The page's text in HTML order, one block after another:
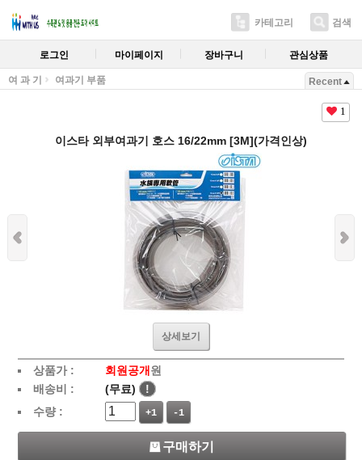
카테고리 검색
로그인 마이페이지 장바구니 관심상품
여 과 기 여과기 부품 Recent
1
이스타 외부여과기 호스 16/22mm [3M](가격인상)
상세보기
상품가 : 회원공개 원
배송비 :
(무료)
!
수량 :
+1 -1
구매하기